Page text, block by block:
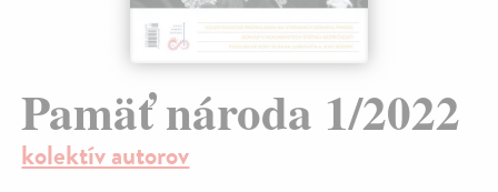
Pamäť národa 1/2022
kolektív autorov